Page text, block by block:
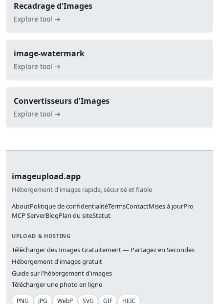
Recadrage d'Images
Explore tool →
image-watermark
Explore tool →
Convertisseurs d'Images
Explore tool →
imageupload.app
Hébergement d'images rapide, sécurisé et fiable
AboutPolitique de confidentialitéTermsContactMises à jourPro
MCP ServerBlogPlan du siteStatut
UPLOAD & HOSTING
Télécharger des Images Gratuitement — Partagez en Secondes
Hébergement d'images gratuit
Guide sur l'hébergement d'images
Télécharger une photo en ligne
PNG JPG WebP SVG GIF HEIC